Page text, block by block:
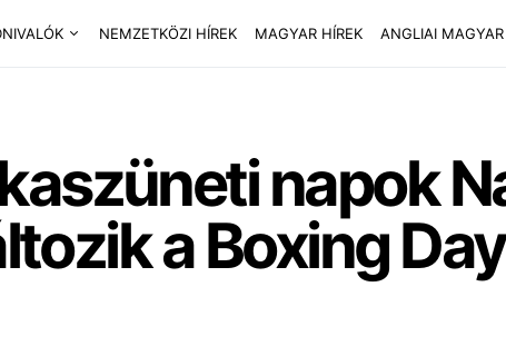
NEMZETKÖZI HÍREK MAGYAR HÍREK ANGLIAI
napok
a Boxing